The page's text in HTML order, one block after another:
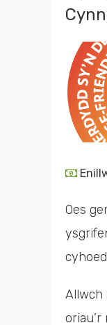
Oes
Allwch
oriau’r